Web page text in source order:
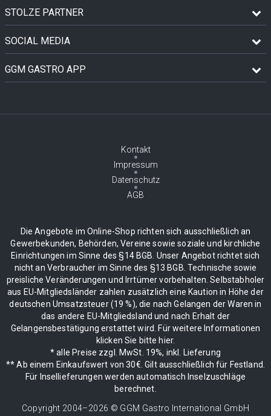
STOLZE PARTNER
SOCIAL MEDIA
GGM GASTRO APP
Kontakt
Impressum
Datenschutz
AGB
Die Angebote im Online-Shop richten sich ausschließlich an
Gewerbekunden, Behörden, Vereine sowie soziale und kirchliche
Einrichtungen im Sinne des §14 BGB. Unser Angebot richtet sich
nicht an Verbraucher im Sinne des §13 BGB. Technische sowie
preisliche Veränderungen und Irrtümer vorbehalten. Selbstabholer
aus EU-Mitgliedsländer zahlen zusätzlich eine Kaution in Höhe der
deutschen Umsatzsteuer (19 %), die nach Gelangen der Waren in
das andere EU-Mitgliedsland und nach Erhalt der
Gelangensbestätigung erstattet wird. Für weitere Informationen
klicken Sie bitte hier.
* alle Preise zzgl. MwSt. 19%, inkl. Lieferung
** Ab einem Einkaufswert von 30€. Gilt ausschließlich für Festland.
Für Insellieferungen werden automatisch Inselzuschläge
berechnet.
Copyright 2004–2026 © GGM Gastro International GmbH